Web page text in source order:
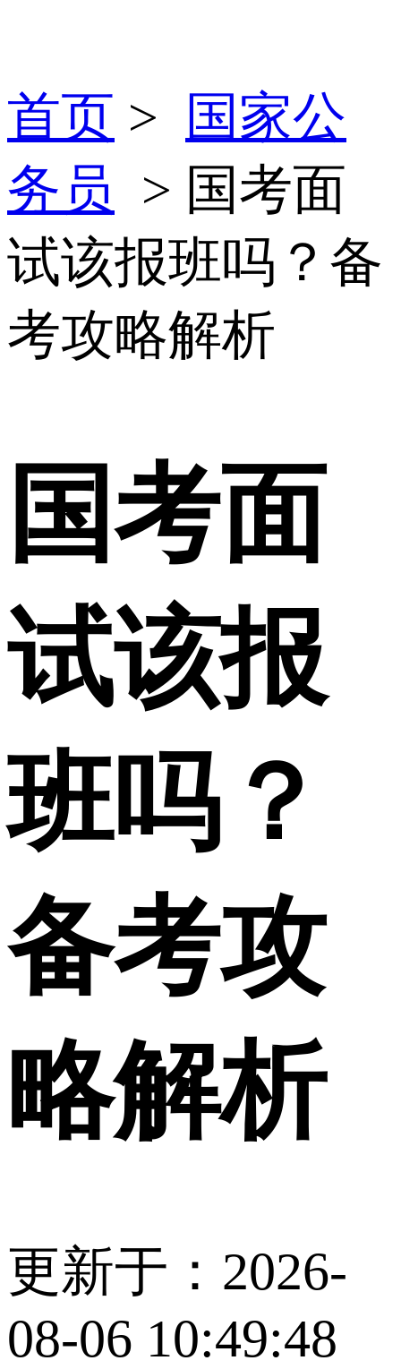
首页 >
国家公
务员
> 国考面
试该报班吗？备
考攻略解析
国考面
试该报
班吗？
备考攻
略解析
更新于：2026-
08-06 10:49:48